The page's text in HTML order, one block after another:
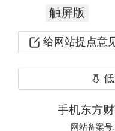
内召开董事会
司证券最晚将
终止筹划相关
筹划事项的主
司的影响以及
触屏版
给网站提点意
手机东方财
网站备案号